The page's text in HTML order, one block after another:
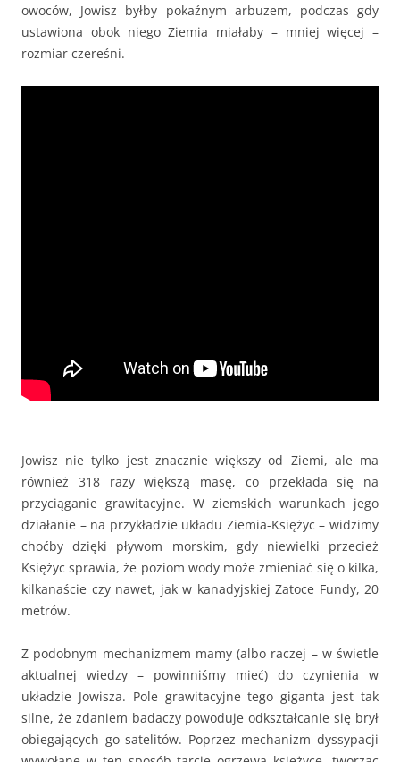
owoców, Jowisz byłby pokaźnym arbuzem, podczas gdy
ustawiona obok niego Ziemia miałaby – mniej więcej –
rozmiar czereśni.
Jowisz nie tylko jest znacznie większy od Ziemi, ale ma
również 318 razy większą masę, co przekłada się na
przyciąganie grawitacyjne. W ziemskich warunkach jego
działanie – na przykładzie układu Ziemia-Księżyc – widzimy
choćby dzięki pływom morskim, gdy niewielki przecież
Księżyc sprawia, że poziom wody może zmieniać się o kilka,
kilkanaście czy nawet, jak w kanadyjskiej Zatoce Fundy, 20
metrów.
Z podobnym mechanizmem mamy (albo raczej – w świetle
aktualnej wiedzy – powinniśmy mieć) do czynienia w
układzie Jowisza. Pole grawitacyjne tego giganta jest tak
silne, że zdaniem badaczy powoduje odkształcanie się brył
obiegających go satelitów. Poprzez mechanizm dyssypacji